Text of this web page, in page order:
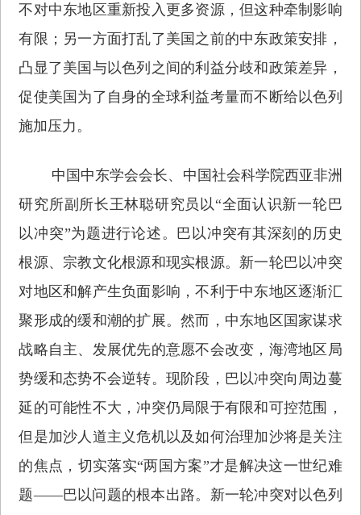
不对中东地区重新投入更多资源，但这种牵制影响
有限；另一方面打乱了美国之前的中东政策安排，
凸显了美国与以色列之间的利益分歧和政策差异，
促使美国为了自身的全球利益考量而不断给以色列
施加压力。
中国中东学会会长、中国社会科学院西亚非洲
研究所副所长王林聪研究员以“全面认识新一轮巴
以冲突”为题进行论述。巴以冲突有其深刻的历史
根源、宗教文化根源和现实根源。新一轮巴以冲突
对地区和解产生负面影响，不利于中东地区逐渐汇
聚形成的缓和潮的扩展。然而，中东地区国家谋求
战略自主、发展优先的意愿不会改变，海湾地区局
势缓和态势不会逆转。现阶段，巴以冲突向周边蔓
延的可能性不大，冲突仍局限于有限和可控范围，
但是加沙人道主义危机以及如何治理加沙将是关注
的焦点，切实落实“两国方案”才是解决这一世纪难
题——巴以问题的根本出路。新一轮冲突对以色列